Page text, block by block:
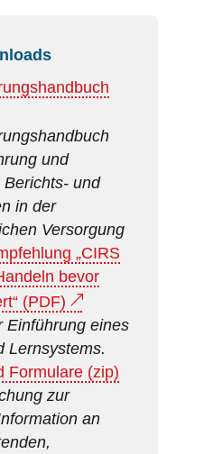
und
und
in der
Versorgung
„CIRS
bevor
(PDF)
Einführung eines
Lernsystems.
Formulare (zip)
zur
an